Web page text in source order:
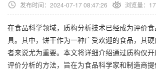
发布时间：2024-07-17 08:47:26 浏览量：
在食品科学领域，质构分析技术已经成为评价
具。其中，饼干作为一种广受欢迎的食品，其
者来说尤为重要。本文将详细介绍通过质构仪
评价分析的方法，旨在为食品科学家和制造商